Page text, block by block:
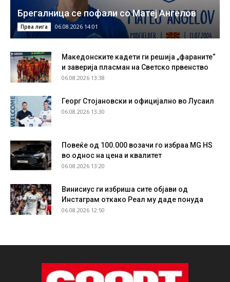
Брегалница се пофали со Матеј Ангелов
Прва лига 06.08.2026 14:01
Македонските кадети ги решија „фараните“
и заверија пласман на Светско првенство
06.08.2026 13:38
Георг Стојановски и официјално во Лусаил
06.08.2026 13:30
Повеќе од 100.000 возачи го избраа MG HS
во однос на цена и квалитет
06.08.2026 13:20
Винисиус ги избриша сите објави од
Инстаграм откако Реал му даде понуда
06.08.2026 12:50